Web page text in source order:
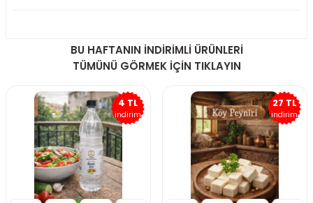
BU HAFTANIN İNDİRİMLİ ÜRÜNLERİ
TÜMÜNÜ GÖRMEK İÇİN TIKLAYIN
4 TL
indirim
27 TL
indirim